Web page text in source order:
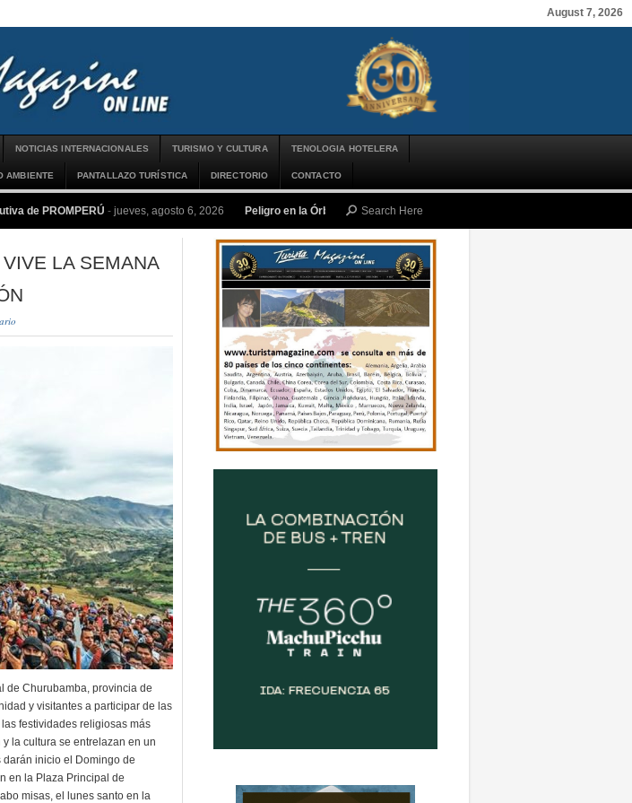
August 7, 2026
NOTICIAS INTERNACIONALES TURISMO Y CULTURA TENOLOGIA HOTELERA
AMBIENTE PANTALLAZO TURÍSTICA DIRECTORIO CONTACTO
de PROMPERÚ - jueves, agosto 6, 2026 Peligro en la Órbita: ¿Qué es la «Basura Espacial» y por qué debería
LA SEMANA
de Churubamba, provincia de
y visitantes a participar de las
festividades religiosas más
la cultura se entrelazan en un
inicio el Domingo de
en la Plaza Principal de
misas, el lunes santo en la